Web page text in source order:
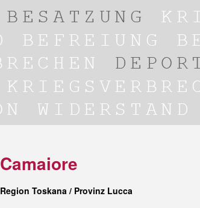
Camaiore
Region Toskana / Provinz Lucca